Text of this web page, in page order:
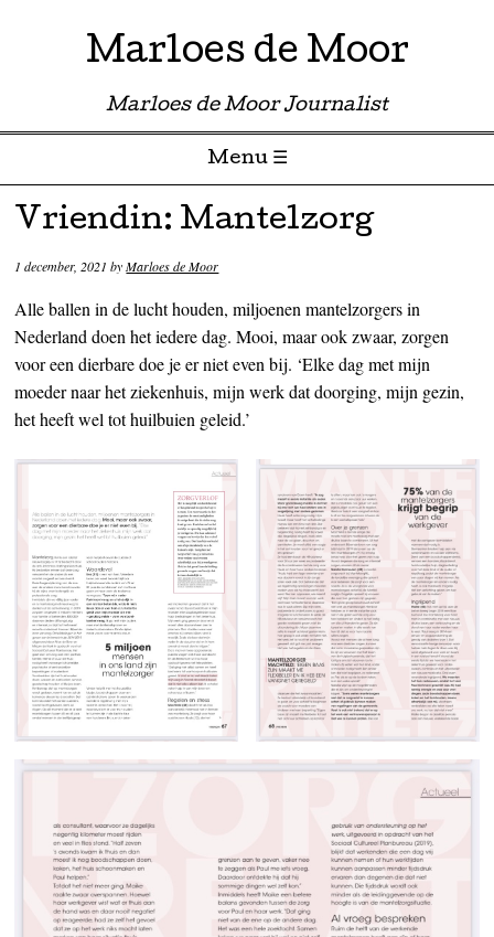
Marloes de Moor
Marloes de Moor Journalist
Menu ☰
Skip to content
Vriendin: Mantelzorg
1 december, 2021 byMarloes de Moor
Alle ballen in de lucht houden, miljoenen mantelzorgers in
Nederland doen het iedere dag. Mooi, maar ook zwaar, zorgen
voor een dierbare doe je er niet even bij. ‘Elke dag met mijn
moeder naar het ziekenhuis, mijn werk dat doorging, mijn gezin,
het heeft wel tot huilbuien geleid.’